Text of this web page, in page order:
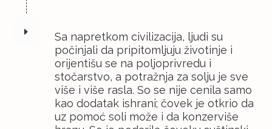
Sa napretkom civilizacija, ljudi su
počinjali da pripitomljuju životinje i
orijentišu se na poljoprivredu i
stočarstvo, a potražnja za solju je sve
više i više rasla. So se nije cenila samo
kao dodatak ishrani; čovek je otkrio da
uz pomoć soli može i da konzerviše